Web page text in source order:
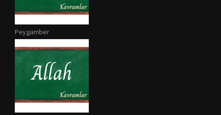
Peygamber